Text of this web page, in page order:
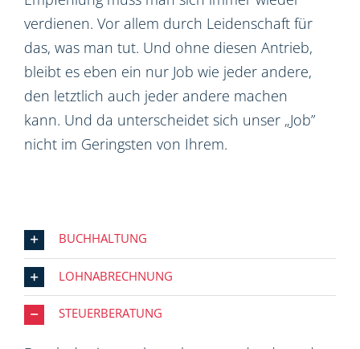
verdienen. Vor allem durch Leidenschaft für
das, was man tut. Und ohne diesen Antrieb,
bleibt es eben ein nur Job wie jeder andere,
den letztlich auch jeder andere machen
kann. Und da unterscheidet sich unser „Job”
nicht im Geringsten von Ihrem.
BUCHHALTUNG
LOHNABRECHNUNG
STEUERBERATUNG